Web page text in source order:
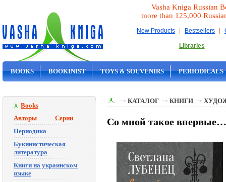
Vasha Kniga Russian
more than 125,000
New Products | Bestsellers |
Libraries
BOOKS BOOKINIST TOYS & SOUVENIRS PERIODICALS
Books
Авторы
Серии
Периодика
Букинистическая
литература
Книги на украинском
языке
КАТАЛОГ КНИГИ
Со мной такое